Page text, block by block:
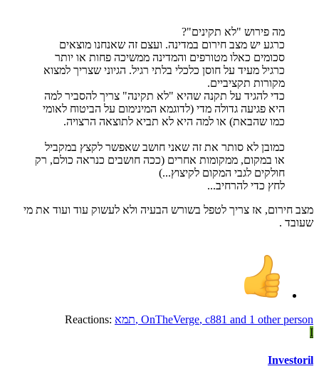
מה פירוש "לא תקינים"?
כרגע יש מצב חירום במדינה. ועצם זה שאנחנו מוצאים
סכומים כאלו מטורפים והמדינה ממשיכה פחות או יותר
כרגיל מעיד על חוסן כלכלי בלתי רגיל. הגיוני שצריך למצוא
מקורות תקציביים.
כדי להגיד על תקנה שהיא "לא תקינה" צריך להסביר למה
היא פגיעה גדולה מדי (לדוגמא המינימום על הביטוח לאומי
כמו שהבאת) או למה היא לא תביא לתוצאה הרצויה.
כמובן לא סותר את זה שאני חושב שאפשר לקצץ במקביל
או במקום, ממקומות אחרים (ככה חושבים כנראה כולם, רק
חולקים לגבי המקום לקיצוץ...)
לחץ כדי להרחיב...
מצב חירום, אז צריך לטפל בשורש הבעיה ולא לעשוק עוד ועוד את מי
שעובד .
Reactions: תמא, OnTheVerge, c881 and 1 other person
I
Investoril